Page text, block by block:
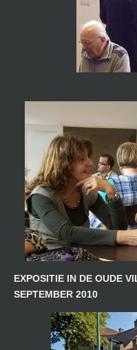
EXPOSITIE IN DE OUDE
SEPTEMBER 2010